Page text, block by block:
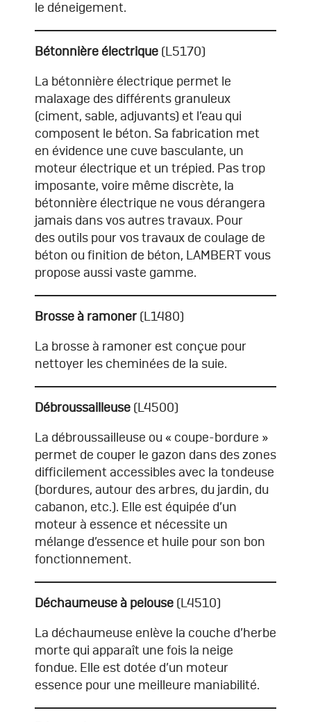
le déneigement.
Bétonnière électrique (L5170)
La bétonnière électrique permet le
malaxage des différents granuleux
(ciment, sable, adjuvants) et l’eau qui
composent le béton. Sa fabrication met
en évidence une cuve basculante, un
moteur électrique et un trépied. Pas trop
imposante, voire même discrète, la
bétonnière électrique ne vous dérangera
jamais dans vos autres travaux. Pour
des outils pour vos travaux de coulage de
béton ou finition de béton, LAMBERT vous
propose aussi vaste gamme.
Brosse à ramoner (L1480)
La brosse à ramoner est conçue pour
nettoyer les cheminées de la suie.
Débroussailleuse (L4500)
La débroussailleuse ou « coupe-bordure »
permet de couper le gazon dans des zones
difficilement accessibles avec la tondeuse
(bordures, autour des arbres, du jardin, du
cabanon, etc.). Elle est équipée d’un
moteur à essence et nécessite un
mélange d’essence et huile pour son bon
fonctionnement.
Déchaumeuse à pelouse (L4510)
La déchaumeuse enlève la couche d’herbe
morte qui apparaît une fois la neige
fondue. Elle est dotée d’un moteur
essence pour une meilleure maniabilité.